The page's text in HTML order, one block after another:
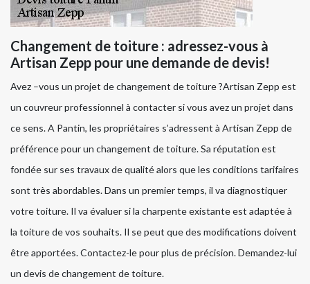
Changement de toiture : adressez-vous à
Artisan Zepp pour une demande de devis!
Avez –vous un projet de changement de toiture ?Artisan Zepp est
un couvreur professionnel à contacter si vous avez un projet dans
ce sens. A Pantin, les propriétaires s’adressent à Artisan Zepp de
préférence pour un changement de toiture. Sa réputation est
fondée sur ses travaux de qualité alors que les conditions tarifaires
sont très abordables. Dans un premier temps, il va diagnostiquer
votre toiture. Il va évaluer si la charpente existante est adaptée à
la toiture de vos souhaits. Il se peut que des modifications doivent
être apportées. Contactez-le pour plus de précision. Demandez-lui
un devis de changement de toiture.